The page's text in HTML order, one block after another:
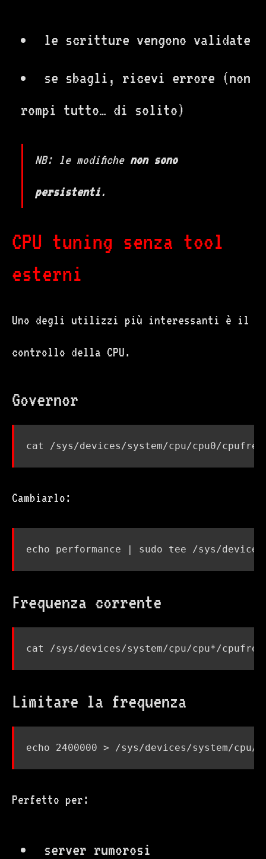
le scritture vengono validate
se sbagli, ricevi errore (non
rompi tutto… di solito)
NB: le modifiche non sono
persistenti.
CPU tuning senza tool
esterni
Uno degli utilizzi più interessanti è il
controllo della CPU.
Governor
Cambiarlo:
echo performance |
Frequenza corrente
Limitare la frequenza
echo 2400000
Perfetto per:
server rumorosi